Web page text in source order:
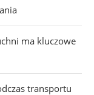
ma kluczowe
transportu